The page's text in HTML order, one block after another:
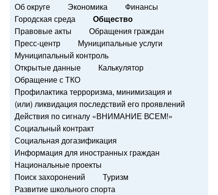
Об округе Экономика
Финансы
Городская среда
Общество
Правовые акты
Обращения граждан
Пресс-центр
Муниципальные услуги
Муниципальный контроль
Открытые данные
Калькулятор
Обращение с ТКО
Профилактика терроризма, минимизация и
(или) ликвидация последствий его проявлений
Действия по сигналу «ВНИМАНИЕ ВСЕМ!»
Социальный контракт
Социальная догазификация
Информация для иностранных граждан
Национальные проекты
Поиск захоронений
Туризм
Развитие школьного спорта